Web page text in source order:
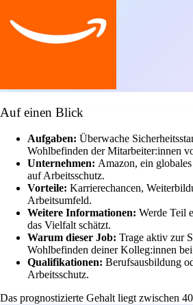
Auf einen Blick
Aufgaben: Überwache
Wohlbefinden der Mitarbeiter:innen
Unternehmen: Amazon, ein
auf Arbeitsschutz.
Vorteile: Karrierechancen,
Arbeitsumfeld.
Weitere Informationen: Werde Teil
das Vielfalt schätzt.
Warum dieser Job: Trage aktiv zur
Wohlbefinden deiner Kolleg:innen
Qualifikationen: Berufsausbildung
Arbeitsschutz.
Das prognostizierte Gehalt liegt zwischen